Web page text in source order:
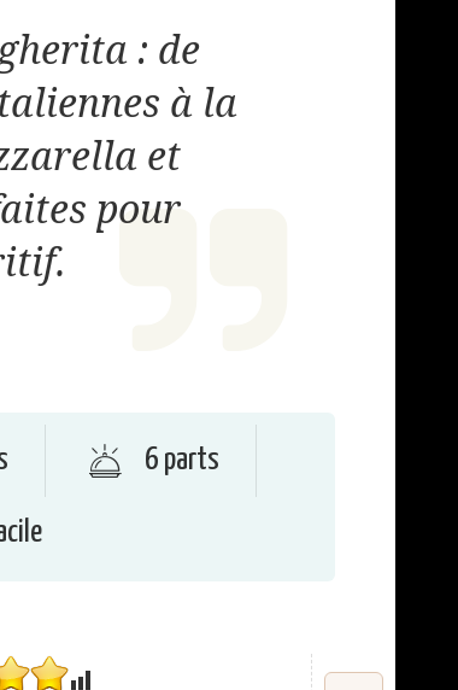
: de
à la
et
pour
6 parts